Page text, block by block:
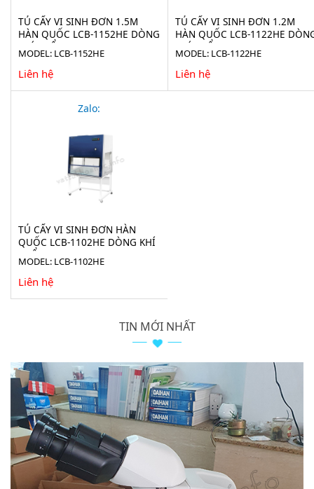
TỦ CẤY VI SINH ĐƠN 1.5M
HÀN QUỐC LCB-1152HE DÒNG
KHÍ THỔI NGANG
MODEL: LCB-1152HE
Liên hệ
TỦ CẤY VI SINH ĐƠN 1.2M
HÀN QUỐC LCB-1122HE
KHÍ THỔI NGANG
MODEL: LCB-1122HE
Liên hệ
Zalo:
TỦ CẤY VI SINH ĐƠN HÀN
QUỐC LCB-1102HE DÒNG KHÍ
THỔI NGANG
MODEL: LCB-1102HE
Liên hệ
TIN MỚI NHẤT